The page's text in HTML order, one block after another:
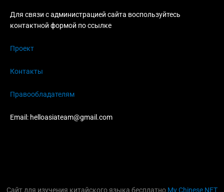
Для связи с администрацией сайта воспользуйтесь
контактной формой по ссылке
Проект
Контакты
Правообладателям
Email: helloasiateam@gmail.com
Сайт для изучения китайского языка бесплатно My Chinese NET